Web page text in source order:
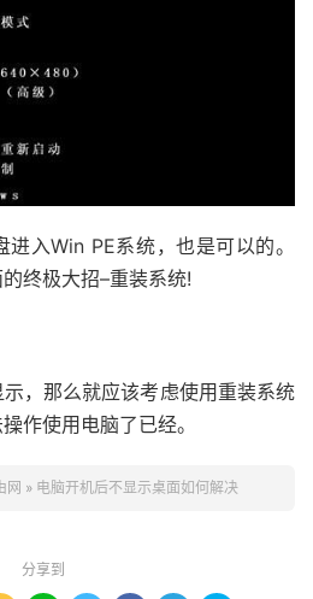
入Win PE系统，也是可以的。
终极大招–重装系统!
那么就应该考虑使用重装系统
作使用电脑了已经。
网 » 电脑开机后不显示桌面如何解决
分享到